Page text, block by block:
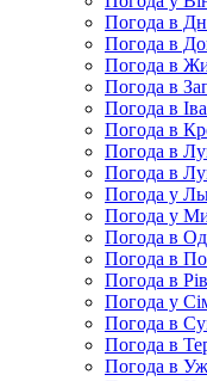
Погода в
Погода в
Погода в
Погода в
Погода в
Погода в
Погода в
Погода в
Погода у
Погода у
Погода в
Погода в
Погода в
Погода у
Погода в
Погода в
Погода в